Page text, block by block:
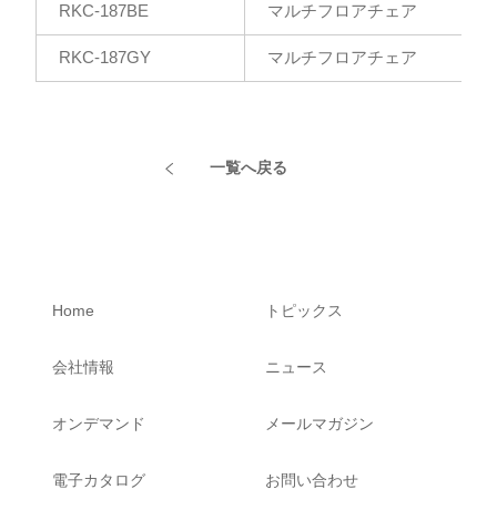
RKC-187BE マルチフロアチェア
RKC-187GY マルチフロアチェア
一覧へ戻る
Home
会社情報
オンデマンド
電子カタログ
トピックス
ニュース
メールマガジン
お問い合わせ